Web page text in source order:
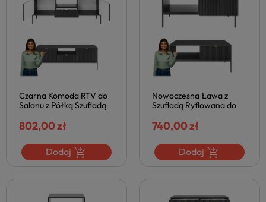
Czarna Komoda RTV do
Salonu z Półką Szufladą
Czerń Metalowe Nogi
NOVA
802,00 zł
Dodaj
Nowoczesna Ława z
Szufladą Ryflowana do
Matowa Czarna NOVA
740,00 zł
Dodaj